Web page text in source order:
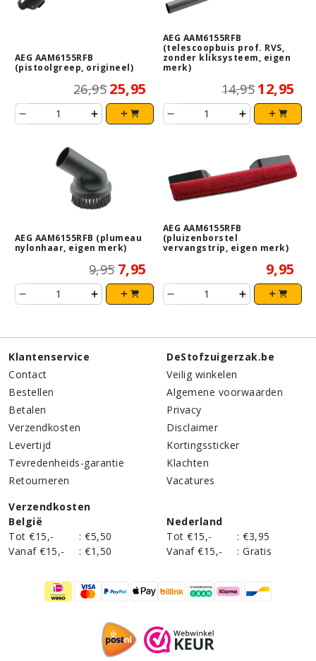
AEG AAM6155RFB
(pistoolgreep, origineel)
26,95 25,95
AEG AAM6155RFB
(telescoopbuis prof. RVS,
zonder kliksysteem, eigen
merk)
14,95 12,95
AEG AAM6155RFB (plumeau
nylonhaar, eigen merk)
9,95 7,95
AEG AAM6155RFB
(pluizenborstel
vervangstrip, eigen merk)
9,95
Klantenservice
Contact
Bestellen
Betalen
Verzendkosten
Levertijd
Tevredenheids-garantie
Retourneren
DeStofzuigerzak.be
Veilig winkelen
Algemene voorwaarden
Privacy
Disclaimer
Kortingssticker
Klachten
Vacatures
Verzendkosten
België
Tot €15,-
: €5,50
Vanaf €15,-
: €1,50
Nederland
Tot €15,-
: €3,95
Vanaf €15,-
: Gratis